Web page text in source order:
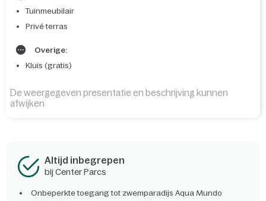
Tuinmeubilair
Privé terras
Overige:
Kluis (gratis)
De weergegeven presentatie en beschrijving kunnen
afwijken
Altijd inbegrepen
bij Center Parcs
Onbeperkte toegang tot zwemparadijs Aqua Mundo